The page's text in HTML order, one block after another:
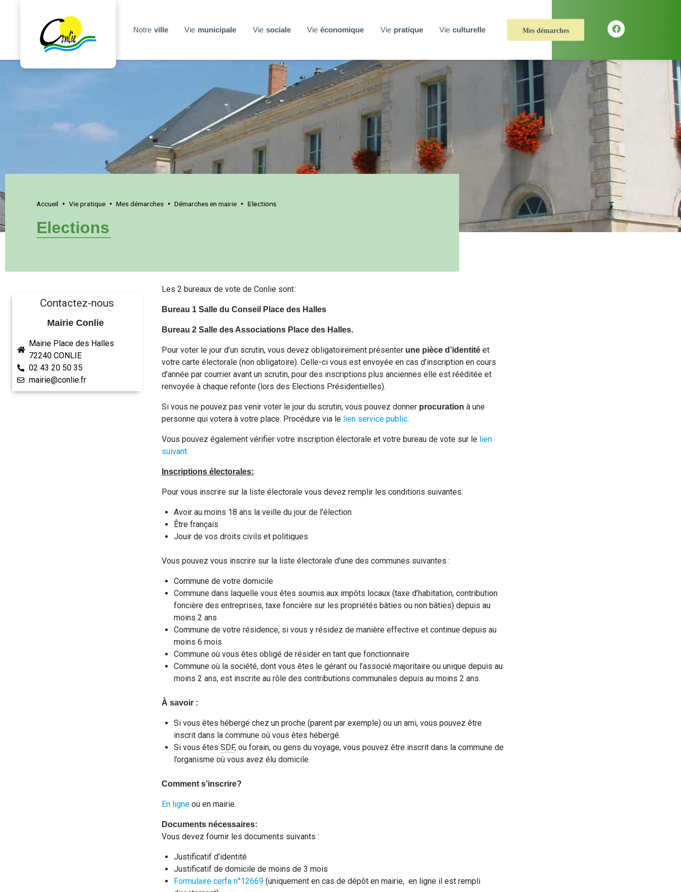
Notre ville Vie municipale Vie sociale Vie économique Vie pratique Vie culturelle Mes démarches
Accueil • Vie pratique • Mes démarches • Démarches en mairie • Elections
Elections
Contactez-nous
Mairie Conlie
Mairie Place des Halles
72240 CONLIE
02 43 20 50 35
mairie@conlie.fr
Les 2 bureaux de vote de Conlie sont :
Bureau 1 Salle du Conseil Place des Halles
Bureau 2 Salle des Associations Place des Halles.
Pour voter le jour d’un scrutin, vous devez obligatoirement présenter une pièce d’identitéet
votre carte électorale (non obligatoire). Celle-ci vous est envoyée en cas d’inscription en cours
d’année par courrier avant un scrutin, pour des inscriptions plus anciennes elle est rééditée et
renvoyée à chaque refonte (lors des Elections Présidentielles).
Si vous ne pouvez pas venir voter le jour du scrutin, vous pouvez donner procuration à une
personne qui votera à votre place. Procédure via le lien service public.
Vous pouvez également vérifier votre inscription électorale et votre bureau de vote sur le lien
suivant.
Inscriptions électorales:
Pour vous inscrire sur la liste électorale vous devez remplir les conditions suivantes:
Avoir au moins 18 ans la veille du jour de l’élection
Être français
Jouir de vos droits civils et politiques
Vous pouvez vous inscrire sur la liste électorale d’une des communes suivantes :
Commune de votre domicile
Commune dans laquelle vous êtes soumis aux impôts locaux (taxe d’habitation, contribution
foncière des entreprises, taxe foncière sur les propriétés bâties ou non bâties) depuis au
moins 2 ans
Commune de votre résidence, si vous y résidez de manière effective et continue depuis au
moins 6 mois
Commune où vous êtes obligé de résider en tant que fonctionnaire
Commune où la société, dont vous êtes le gérant ou l’associé majoritaire ou unique depuis au
moins 2 ans, est inscrite au rôle des contributions communales depuis au moins 2 ans.
À savoir :
Si vous êtes hébergé chez un proche (parent par exemple) ou un ami, vous pouvez être
inscrit dans la commune où vous êtes hébergé.
Si vous êtes SDF, ou forain, ou gens du voyage, vous pouvez être inscrit dans la commune de
l’organisme où vous avez élu domicile.
Comment s’inscrire?
En ligneou en mairie.
Documents nécessaires:
Vous devez fournir les documents suivants :
Justificatif d’identité
Justificatif de domicile de moins de 3 mois
Formulaire cerfa n°12669(uniquement en cas de dépôt en mairie, en ligne il est rempli